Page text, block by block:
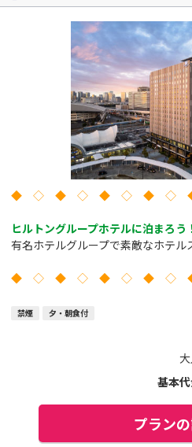
◆ ◇ ◆ ◇ ◆ ◇ ◆ ◇
ヒルトングループホテルに泊まろう
有名ホテルグループで素敵なホテ
◆ ◇ ◆ ◇ ◆ ◇ ◆ ◇
禁煙 夕・朝食付
基本
プラン